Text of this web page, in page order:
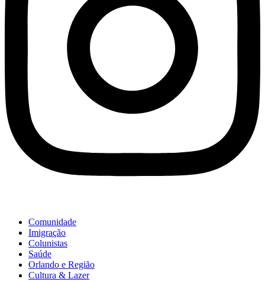
Comunidade
Imigração
Colunistas
Saúde
Orlando e Região
Cultura & Lazer